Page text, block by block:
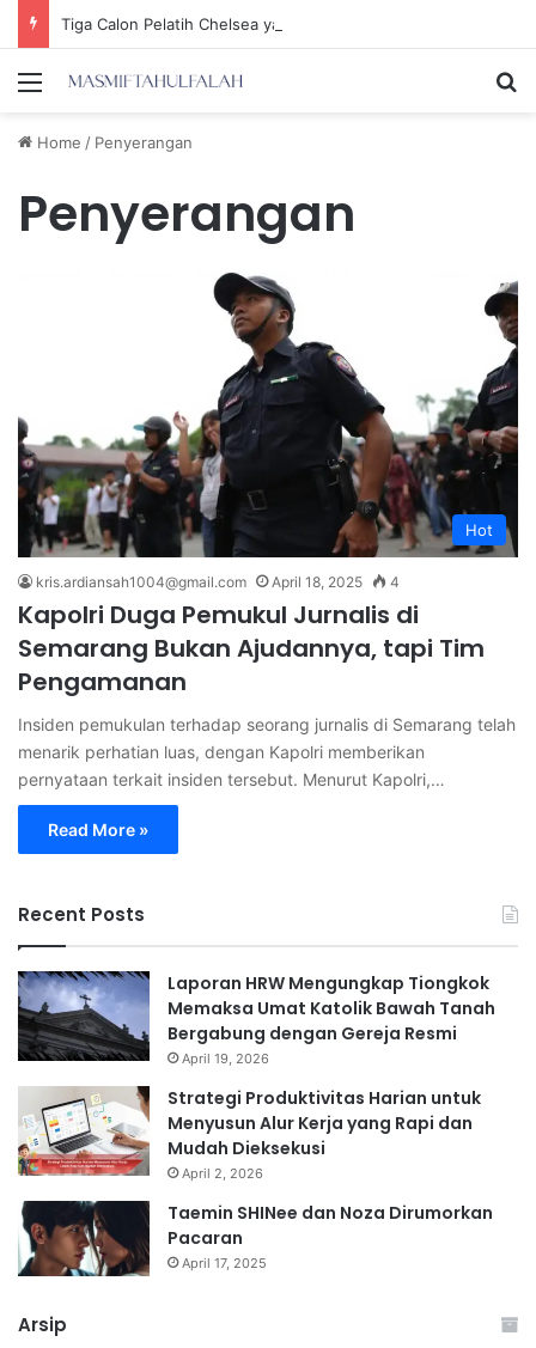
Menu
Home / Penyerangan
Penyerangan
Hot
kris.ardiansah1004@gmail.com April 18, 2025 4
Kapolri Duga Pemukul Jurnalis di
Semarang Bukan Ajudannya, tapi Tim
Pengamanan
Insiden pemukulan terhadap seorang jurnalis di Semarang telah
menarik perhatian luas, dengan Kapolri memberikan
pernyataan terkait insiden tersebut. Menurut Kapolri,…
Read More »
Recent Posts
Laporan HRW Mengungkap Tiongkok
Memaksa Umat Katolik Bawah Tanah
Bergabung dengan Gereja Resmi
April 19, 2026
Strategi Produktivitas Harian untuk
Menyusun Alur Kerja yang Rapi dan
Mudah Dieksekusi
April 2, 2026
Taemin SHINee dan Noza Dirumorkan
Pacaran
April 17, 2025
Arsip